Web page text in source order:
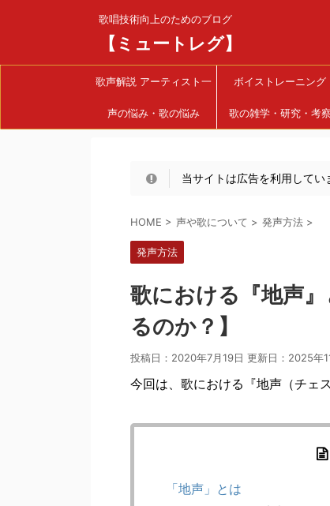
歌唱技術向上のためのブログ
【ミュートレグ】
歌声解説 アーティスト一
覧
ボイストレーニング
声の悩み・歌の悩み 歌の雑学・研究・考察
当サイトは広告を利用してい
HOME > 声や歌について > 発声方法 >
発声方法
歌における『地声
るのか？】
投稿日：2020年7月19日 更新日： 2025年
今回は、歌における『地声（チェ
「地声」とは